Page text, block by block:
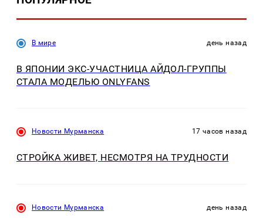
В мире день назад
В ЯПОНИИ ЭКС-УЧАСТНИЦА АЙДОЛ-ГРУППЫ
СТАЛА МОДЕЛЬЮ ONLYFANS
Новости Мурманска 17 часов назад
СТРОЙКА ЖИВЕТ, НЕСМОТРЯ НА ТРУДНОСТИ
Новости Мурманска день назад